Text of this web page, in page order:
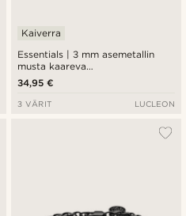
Essentials | 3 mm asemetallin
musta kaareva
venetsiaketjurannekoru
Kaiverra
34,95 €
3 VÄRIT LUCLEON